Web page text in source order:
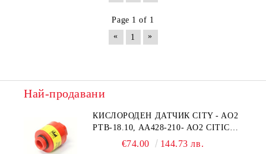
Page 1 of 1
«
1 »
Най-продавани
КИСЛОРОДЕН ДАТЧИК CITY - AO2
PTB-18.10, AA428-210- AO2 CITICEL
ORIGINAL & BRAND NEW UK CITY
€74.00 144.73 лв.